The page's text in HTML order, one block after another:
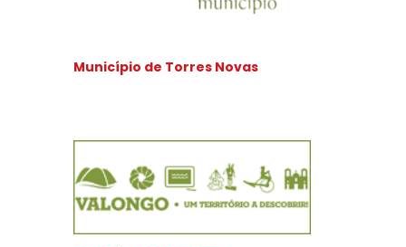
Município de Torres Novas